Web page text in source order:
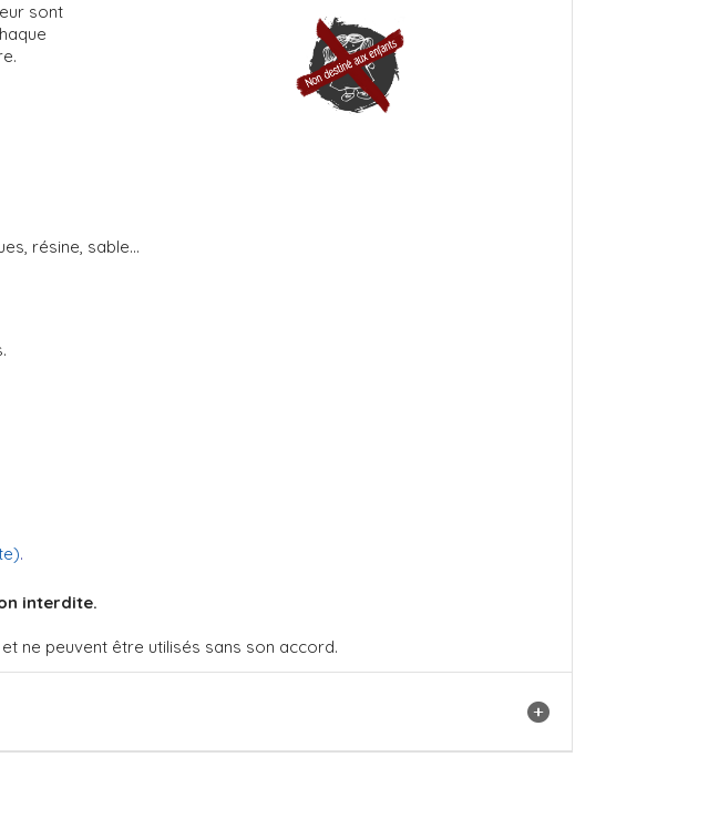
sont
résine, sable...
.
interdite.
ne peuvent être utilisés sans son accord.